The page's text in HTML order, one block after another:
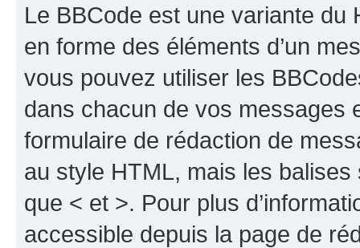
Le BBCode est une variante du
en forme des éléments d’un
vous pouvez utiliser les
dans chacun de vos messages
formulaire de rédaction de
au style HTML, mais les
que < et >. Pour plus
accessible depuis la page de